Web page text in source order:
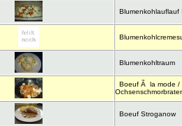
Blumenkohlauflauf
Blumenkohltraum
Boeuf Ã la mode /
Boeuf Stroganow